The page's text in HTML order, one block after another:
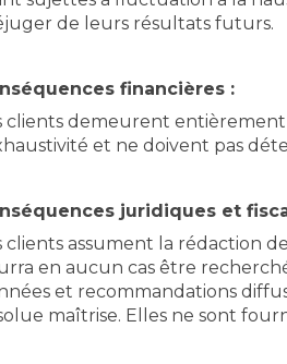
de leurs résultats futurs.
financières :
clients demeurent entièrement
et ne doivent pas
juridiques et
clients assument la rédaction
en aucun cas être
et recommandations
maîtrise. Elles ne sont